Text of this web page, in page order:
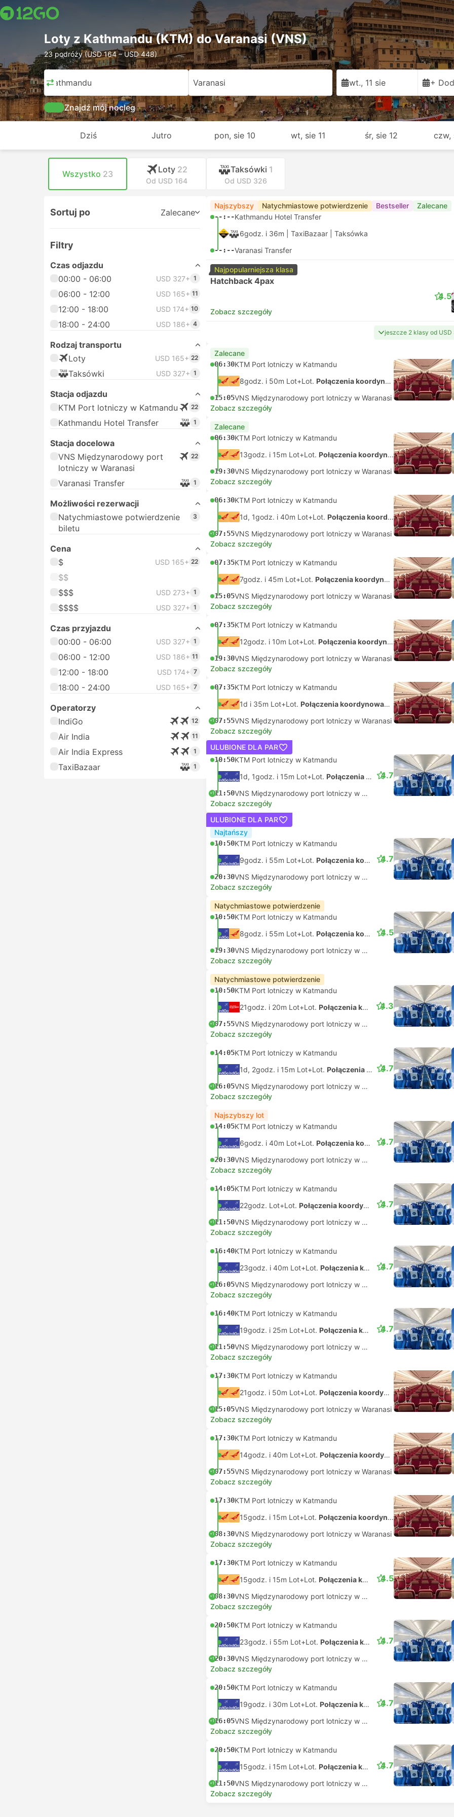
Loty z Kathmandu (KTM) do Varanasi (VNS)
23 podróży (USD 164 – USD 448)
Kathmandu Varanasi wt., 11 sie +
Znajdź mój nocleg
Dziś Jutro pon, sie 10 wt, sie 11 śr, sie 12 czw,
Wszystko 23 Loty 22
Od USD 164
Taksówki 1
Od USD 326
Sortuj po Zalecane
Filtry
Czas odjazdu
00:00 - 06:00
USD 327+ 1
06:00 - 12:00 USD 165+ 11
12:00 - 18:00 USD 174+ 10
18:00 - 24:00 USD 186+ 4
Rodzaj transportu
Loty
USD 165+ 22
Taksówki USD 327+ 1
Stacja odjazdu
KTM Port lotniczy w Katmandu
22
Kathmandu Hotel Transfer 1
Stacja docelowa
VNS Międzynarodowy port
lotniczy w Waranasi
22
Varanasi Transfer 1
Możliwości rezerwacji
Natychmiastowe potwierdzenie
biletu
3
Cena
$
USD 165+ 22
$$
$$$
USD 273+ 1
$$$$ USD 327+ 1
Czas przyjazdu
00:00 - 06:00
USD 327+ 1
06:00 - 12:00 USD 186+ 11
12:00 - 18:00 USD 174+ 7
18:00 - 24:00 USD 165+ 7
Operatorzy
IndiGo
12
Air India 11
Air India Express 1
TaxiBazaar 1
Najszybszy Natychmiastowe potwierdzenie Bestseller Zalecane
--:--Kathmandu Hotel Transfer
6godz. i 36m | TaxiBazaar Taksówka
--:--Varanasi Transfer
Najpopularniejsza klasa
Hatchback 4pax
Zobacz szczegóły
4.5
jeszcze 2 klasy od USD
Zalecane
06:30KTM Port lotniczy w Katmandu
8godz. i 50m Lot+Lot. Połączenia koordynowane na własną rękę
15:05VNS Międzynarodowy port lotniczy w Waranasi
Zobacz szczegóły
Zalecane
06:30KTM Port lotniczy w Katmandu
13godz. i 15m Lot+Lot. Połączenia koordynowane na własną rękę
19:30VNS Międzynarodowy port lotniczy w Waranasi
Zobacz szczegóły
06:30KTM Port lotniczy w Katmandu
1d, 1godz. i 40m Lot+Lot. Połączenia koordynowane na własną rękę
+107:55VNS Międzynarodowy port lotniczy w Waranasi
Zobacz szczegóły
07:35KTM Port lotniczy w Katmandu
7godz. i 45m Lot+Lot. Połączenia koordynowane na własną rękę
15:05VNS Międzynarodowy port lotniczy w Waranasi
Zobacz szczegóły
07:35KTM Port lotniczy w Katmandu
12godz. i 10m Lot+Lot. Połączenia koordynowane na własną rękę
19:30VNS Międzynarodowy port lotniczy w Waranasi
Zobacz szczegóły
07:35KTM Port lotniczy w Katmandu
1d i 35m Lot+Lot. Połączenia koordynowane na własną rękę
+107:55VNS Międzynarodowy port lotniczy w Waranasi
Zobacz szczegóły
ULUBIONE DLA PAR
10:50KTM Port lotniczy w Katmandu
1d, 1godz. i 15m Lot+Lot. Połączenia koordynowane na własną rękę
+111:50 VNS Międzynarodowy port lotniczy w Waranasi
4.7
Zobacz szczegóły
ULUBIONE DLA PAR
Najtańszy
10:50KTM Port lotniczy w Katmandu
9godz. i 55m Lot+Lot. Połączenia koordynowane na własną rękę
20:30 VNS Międzynarodowy port lotniczy w Waranasi
4.7
Zobacz szczegóły
Natychmiastowe potwierdzenie
10:50KTM Port lotniczy w Katmandu
8godz. i 55m Lot+Lot. Połączenia koordynowane na własną rękę
19:30 VNS Międzynarodowy port lotniczy w Waranasi
4.5
Zobacz szczegóły
Natychmiastowe potwierdzenie
10:50KTM Port lotniczy w Katmandu
21godz. i 20m Lot+Lot. Połączenia koordynowane na własną rękę
+107:55 VNS Międzynarodowy port lotniczy w Waranasi
4.3
Zobacz szczegóły
14:05KTM Port lotniczy w Katmandu
1d, 2godz. i 15m Lot+Lot. Połączenia koordynowane na własną rękę
+116:05 VNS Międzynarodowy port lotniczy w Waranasi
4.7
Zobacz szczegóły
Najszybszy lot
14:05KTM Port lotniczy w Katmandu
6godz. i 40m Lot+Lot. Połączenia koordynowane na własną rękę
20:30 VNS Międzynarodowy port lotniczy w Waranasi
4.7
Zobacz szczegóły
14:05KTM Port lotniczy w Katmandu
22godz. Lot+Lot. Połączenia koordynowane na własną rękę
+111:50 VNS Międzynarodowy port lotniczy w Waranasi
4.7
Zobacz szczegóły
16:40KTM Port lotniczy w Katmandu
23godz. i 40m Lot+Lot. Połączenia koordynowane na własną rękę
+116:05 VNS Międzynarodowy port lotniczy w Waranasi
4.7
Zobacz szczegóły
16:40KTM Port lotniczy w Katmandu
19godz. i 25m Lot+Lot. Połączenia koordynowane na własną rękę
+111:50 VNS Międzynarodowy port lotniczy w Waranasi
4.7
Zobacz szczegóły
17:30KTM Port lotniczy w Katmandu
21godz. i 50m Lot+Lot. Połączenia koordynowane na własną rękę
+115:05VNS Międzynarodowy port lotniczy w Waranasi
Zobacz szczegóły
17:30KTM Port lotniczy w Katmandu
14godz. i 40m Lot+Lot. Połączenia koordynowane na własną rękę
+107:55VNS Międzynarodowy port lotniczy w Waranasi
Zobacz szczegóły
17:30KTM Port lotniczy w Katmandu
15godz. i 15m Lot+Lot. Połączenia koordynowane na własną rękę
+108:30VNS Międzynarodowy port lotniczy w Waranasi
Zobacz szczegóły
17:30KTM Port lotniczy w Katmandu
15godz. i 15m Lot+Lot. Połączenia koordynowane na własną rękę
+108:30 VNS Międzynarodowy port lotniczy w Waranasi
4.5
Zobacz szczegóły
20:50KTM Port lotniczy w Katmandu
23godz. i 55m Lot+Lot. Połączenia koordynowane na własną rękę
+120:30 VNS Międzynarodowy port lotniczy w Waranasi
4.7
Zobacz szczegóły
20:50KTM Port lotniczy w Katmandu
19godz. i 30m Lot+Lot. Połączenia koordynowane na własną rękę
+116:05 VNS Międzynarodowy port lotniczy w Waranasi
4.7
Zobacz szczegóły
20:50KTM Port lotniczy w Katmandu
15godz. i 15m Lot+Lot. Połączenia koordynowane na własną rękę
+111:50 VNS Międzynarodowy port lotniczy w Waranasi
4.7
Zobacz szczegóły